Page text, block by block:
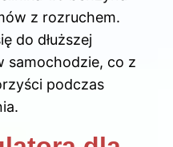
z rozruchem.
do dłuższej
samochodzie, co z
podczas